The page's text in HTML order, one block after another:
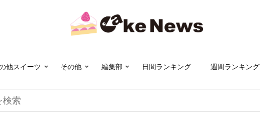
他スイーツ その他 編集部 日間ランキング 週間ランキング